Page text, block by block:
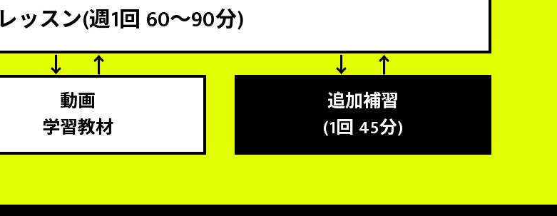
ッスン(週1回 60〜90分)
動画
学習教材
追加補習
(1回 45分)